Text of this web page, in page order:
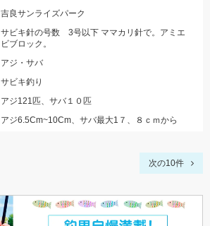
吉良サンライズパーク
サビキ針の号数 3号以下 ママカリ針で。アミエ
ビブロック。
アジ・サバ
サビキ釣り
アジ121匹、サバ１０匹
アジ6.5Cm~10Cm、サバ最大1７、８ｃｍから
次の10件